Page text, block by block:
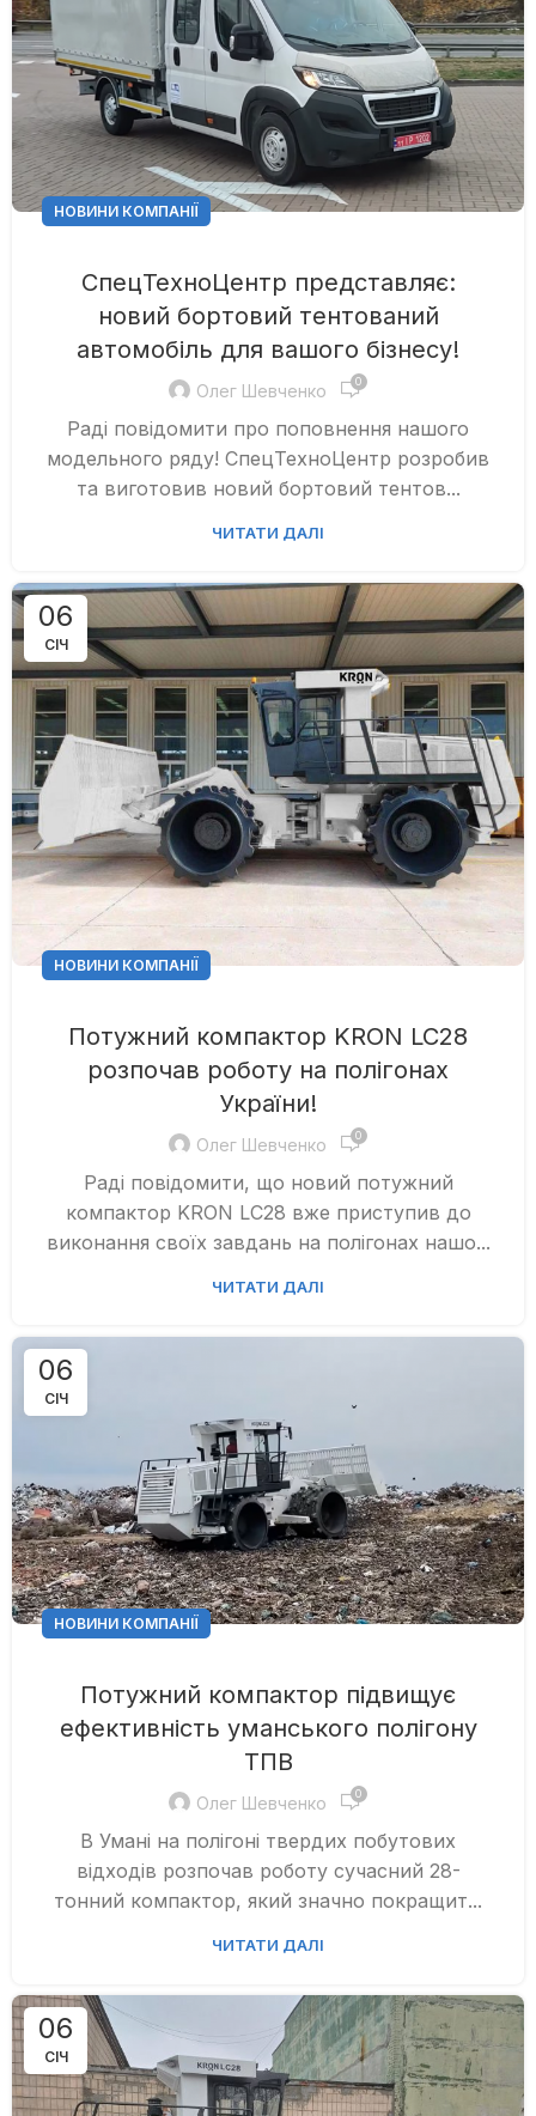
НОВИНИ КОМПАНІЇ
СпецТехноЦентр представляє:
новий бортовий тентований
автомобіль для вашого бізнесу!
Олег Шевченко 0
Раді повідомити про поповнення нашого
модельного ряду! СпецТехноЦентр розробив
та виготовив новий бортовий тентов...
ЧИТАТИ ДАЛІ
06
СІЧ
НОВИНИ КОМПАНІЇ
Потужний компактор KRON LC28
розпочав роботу на полігонах
України!
Олег Шевченко 0
Раді повідомити, що новий потужний
компактор KRON LC28 вже приступив до
виконання своїх завдань на полігонах нашо...
ЧИТАТИ ДАЛІ
06
СІЧ
НОВИНИ КОМПАНІЇ
Потужний компактор підвищує
ефективність уманського полігону
ТПВ
Олег Шевченко 0
В Умані на полігоні твердих побутових
відходів розпочав роботу сучасний 28-
тонний компактор, який значно покращит...
ЧИТАТИ ДАЛІ
06
СІЧ